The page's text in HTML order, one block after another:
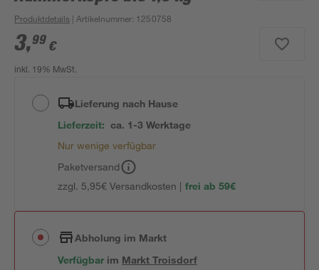
Produktdetails | Artikelnummer: 1250758
3,99 €
inkl. 19% MwSt.
Lieferung nach Hause
Lieferzeit: ca. 1-3 Werktage
Nur wenige verfügbar
Paketversand
zzgl. 5,95€ Versandkosten | frei ab 59€
Abholung im Markt
Verfügbar im MarktTroisdorf